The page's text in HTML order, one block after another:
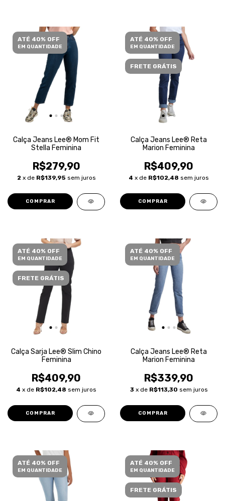
ATÉ 40% OFF
EM QUANTIDADE
Calça Jeans Lee® Mom Fit
Stella Feminina
R$279,90
2 x de R$139,95 sem juros
COMPRAR
ATÉ 40% OFF
EM QUANTIDADE
FRETE GRÁTIS
Calça Jeans Lee® Reta
Marion Feminina
R$409,90
4 x de R$102,48 sem juros
COMPRAR
ATÉ 40% OFF
EM QUANTIDADE
FRETE GRÁTIS
Calça Sarja Lee® Slim Chino
Feminina
R$409,90
4 x de R$102,48 sem juros
COMPRAR
ATÉ 40% OFF
EM QUANTIDADE
Calça Jeans Lee® Reta
Marion Feminina
R$339,90
3 x de R$113,30 sem juros
COMPRAR
ATÉ 40% OFF
EM QUANTIDADE
ATÉ 40% OFF
EM QUANTIDADE
FRETE GRÁTIS